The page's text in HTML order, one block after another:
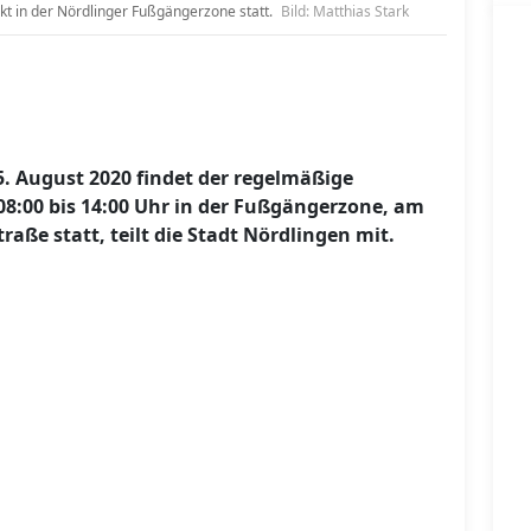
in der Nördlinger Fußgängerzone statt. Bild: Matthias Stark
August 2020 findet der regelmäßige
bis 14:00 Uhr in der Fußgängerzone, am
statt, teilt die Stadt Nördlingen mit.